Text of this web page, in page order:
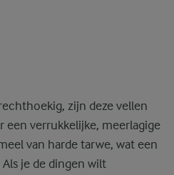
zijn deze vellen
een verrukkelijke, meerlagige
van harde tarwe, wat een
je de dingen wilt